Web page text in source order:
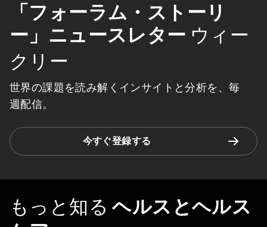
「フォーラム・ストーリ
ー」ニュースレター ウィー
クリー
世界の課題を読み解くインサイトと分析を、毎
週配信。
今すぐ登録する
もっと知る ヘルスとヘルス